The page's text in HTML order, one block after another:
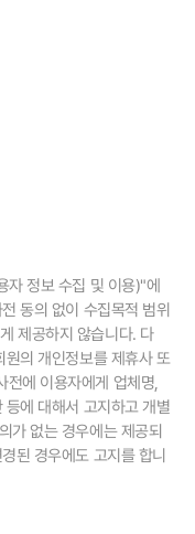
정보 수집 및 이용)"에
동의 없이 수집목적 범위
제공하지 않습니다. 다
의 개인정보를 제휴사 또
전에 이용자에게 업체명,
에 대해서 고지하고 개별
가 없는 경우에는 제공되
된 경우에도 고지를 합니